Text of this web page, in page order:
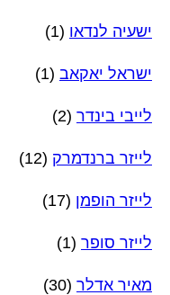
ישעיה לנדאו (1)
ישראל יאקאב (1)
לייבי בינדר (2)
לייזר ברנדמרק (12)
לייזר הופמן (17)
לייזר סופר (1)
מאיר אדלר (30)